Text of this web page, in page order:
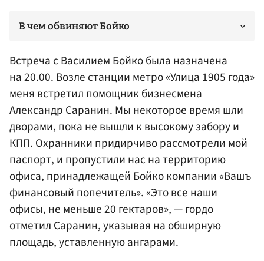
В чем обвиняют Бойко
Встреча с Василием Бойко была назначена
на 20.00. Возле станции метро «Улица 1905 года»
меня встретил помощник бизнесмена
Александр Саранин. Мы некоторое время шли
дворами, пока не вышли к высокому забору и
КПП. Охранники придирчиво рассмотрели мой
паспорт, и пропустили нас на территорию
офиса, принадлежащей Бойко компании «Вашъ
финансовый попечитель». «Это все наши
офисы, не меньше 20 гектаров», — гордо
отметил Саранин, указывая на обширную
площадь, уставленную ангарами.